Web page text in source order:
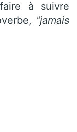
à suivre
"jamais